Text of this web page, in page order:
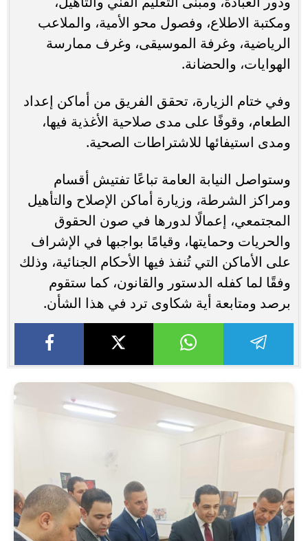
ومكتبة الاطلاع، وفصول محو الأمية، والملاعب
الرياضية، وغرفة الموسيقى، وغرف ممارسة
الهوايات، والحضانة.
وفي ختام الزيارة، تحقق الفريق من أماكن إعداد
الطعام، وقوفًا على مدى صلاحية الأغذية فيها،
ومدى استيفائها للاشتراطات الصحية.
وستواصل النيابة العامة تباعًا تفتيش أقسام
ومراكز الشرطة، وزيارة أماكن الإصلاح والتأهيل
المجتمعي، إعمالًا لدورها في صون الحقوق
والحريات وحمايتها، وقيامًا بواجبها في الإشراف
على الأماكن التي تُنفذ فيها الأحكام الجنائية، وذلك
وفقًا لما كفله الدستور والقانون، كما ستقوم
برصد ومتابعة أية شكاوى ترد في هذا الشأن.